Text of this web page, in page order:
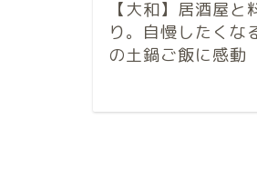
【大和】居酒屋
り。自慢したくな
の土鍋ご飯に感動